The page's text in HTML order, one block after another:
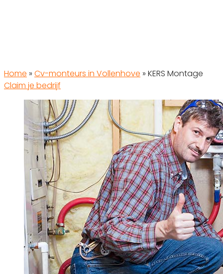
Home » Cv-monteurs in Vollenhove » KERS Montage
Claim je bedrijf